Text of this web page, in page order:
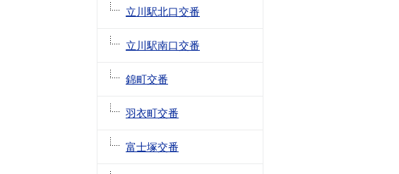
立川駅北口交番
立川駅南口交番
錦町交番
羽衣町交番
富士塚交番